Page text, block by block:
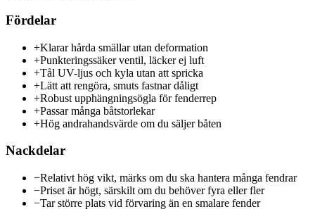
Fördelar
+Klarar hårda smällar utan deformation
+Punkteringssäker ventil, läcker ej luft
+Tål UV-ljus och kyla utan att spricka
+Lätt att rengöra, smuts fastnar dåligt
+Robust upphängningsögla för fenderrep
+Passar många båtstorlekar
+Hög andrahandsvärde om du säljer båten
Nackdelar
−Relativt hög vikt, märks om du ska hantera många fendrar
−Priset är högt, särskilt om du behöver fyra eller fler
−Tar större plats vid förvaring än en smalare fender